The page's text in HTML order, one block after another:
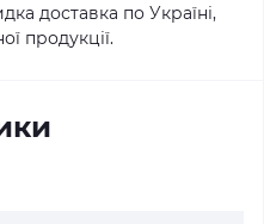
доставка по Україні,
продукції.